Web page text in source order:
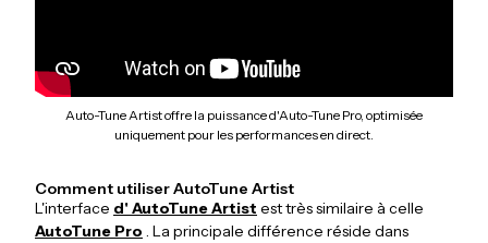
Auto-Tune Artist offre la puissance d'Auto-Tune Pro, optimisée
uniquement pour les performances en direct.
Comment utiliser AutoTune Artist
L'interface d' AutoTune Artist est très similaire à celle
AutoTune Pro . La principale différence réside dans